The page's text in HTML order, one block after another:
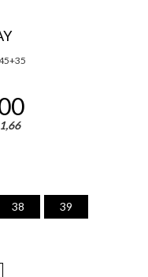
38 39